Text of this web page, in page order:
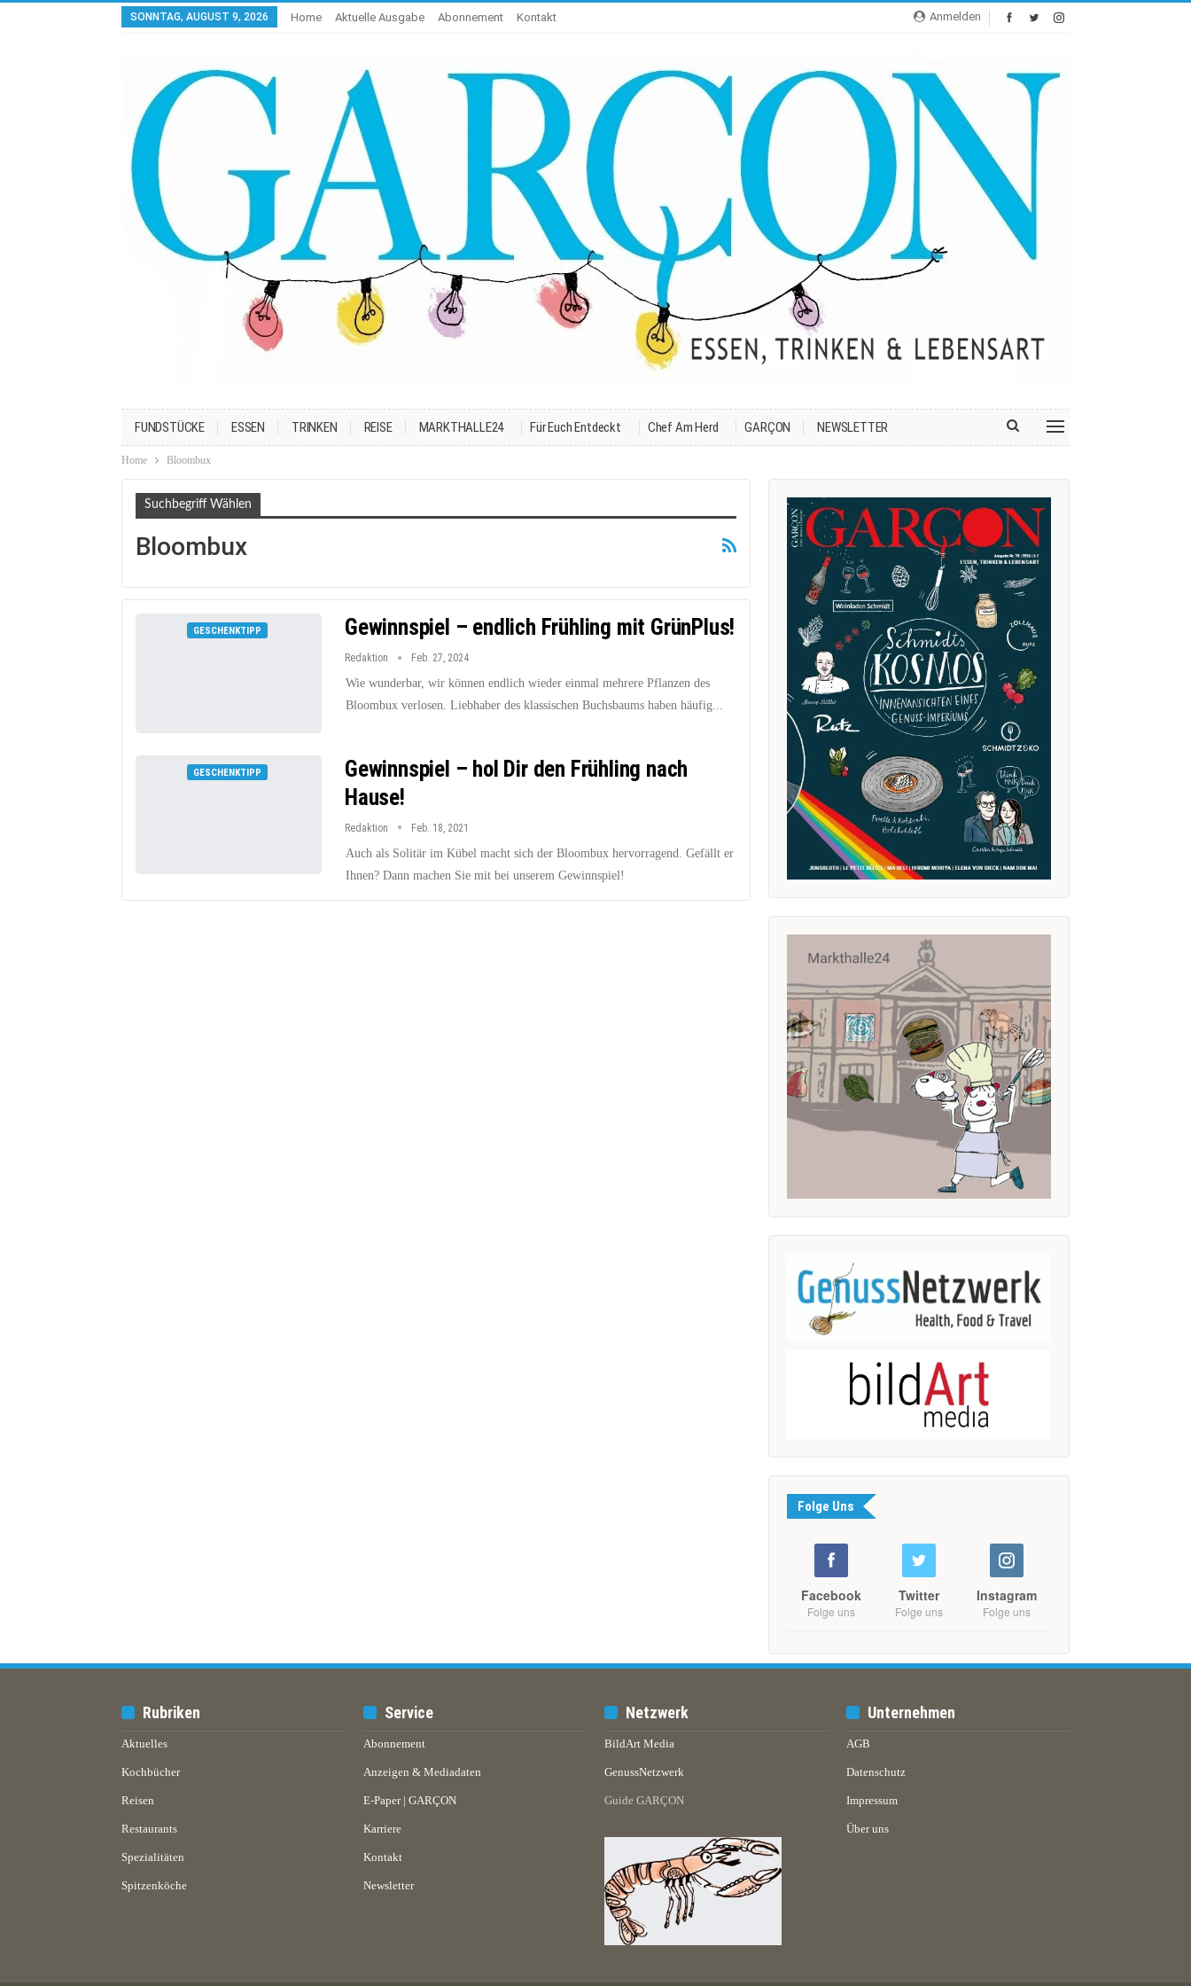
Anmelden
SONNTAG, AUGUST 9, 2026 Home Aktuelle Ausgabe Abonnement Kontakt
FUNDSTÜCKE ESSEN TRINKEN REISE MARKTHALLE24 Für Euch Entdeckt Chef Am Herd GARÇON NEWSLETTER
Home Bloombux
Suchbegriff Wählen
Bloombux
GESCHENKTIPP Gewinnspiel – endlich Frühling mit GrünPlus!
Redaktion Feb. 27, 2024
Wie wunderbar, wir können endlich wieder einmal mehrere Pflanzen des
Bloombux verlosen. Liebhaber des klassischen Buchsbaums haben häufig...
GESCHENKTIPP
Gewinnspiel – hol Dir den Frühling nach
Hause!
Redaktion Feb. 18, 2021
Auch als Solitär im Kübel macht sich der Bloombux hervorragend. Gefällt er
Ihnen? Dann machen Sie mit bei unserem Gewinnspiel!
Folge Uns
Facebook
Folge uns
Twitter
Folge uns
Instagram
Folge uns
Rubriken
Aktuelles
Kochbücher
Reisen
Restaurants
Spezialitäten
Spitzenköche
Service
Abonnement
Anzeigen & Mediadaten
E-Paper | GARÇON
Karriere
Kontakt
Newsletter
Netzwerk
BildArt Media
GenussNetzwerk
Guide GARÇON
Unternehmen
AGB
Datenschutz
Impressum
Über uns